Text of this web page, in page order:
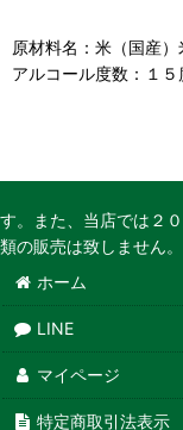
原材料名：米（国産
アルコール度数：１
２０歳未満の
す。また、当店では２
類の販売は致しません。
ホーム
LINE
マイページ
特定商取引法表示